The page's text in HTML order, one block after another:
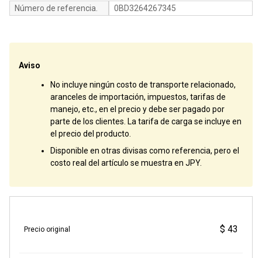
Número de referencia. 0BD3264267345
Aviso
No incluye ningún costo de transporte relacionado,
aranceles de importación, impuestos, tarifas de
manejo, etc., en el precio y debe ser pagado por
parte de los clientes. La tarifa de carga se incluye en
el precio del producto.
Disponible en otras divisas como referencia, pero el
costo real del artículo se muestra en JPY.
Precio original $ 43